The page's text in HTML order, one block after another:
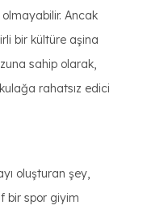
olmayabilir. Ancak
bir kültüre aşina
sahip olarak,
rahatsız edici
oluşturan şey,
bir spor giyim